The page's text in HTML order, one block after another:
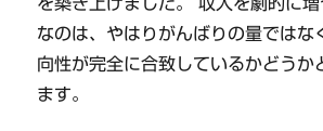
なのは、やはりがんばりの量ではな
向性が完全に合致しているかどうか
ます。